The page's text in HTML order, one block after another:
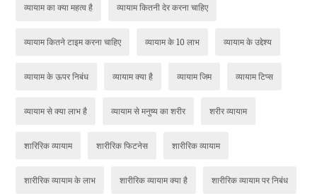
व्यायाम का क्या महत्व है व्यायाम कितनी देर करना चाहिए
व्यायाम कितने टाइम करना चाहिए व्यायाम के 10 लाभ व्यायाम के उद्देश्य
व्यायाम के ऊपर निबंध व्यायाम क्या है व्यायाम जिम व्यायाम टिप्स
व्यायाम से क्या लाभ है व्यायाम से मनुष्य का शरीर शरीर व्यायाम
शारिरिक व्यायाम शारीरिक फिटनेस शारीरिक व्यायाम
शारीरिक व्यायाम के लाभ शारीरिक व्यायाम क्या है शारीरिक व्यायाम पर निबंध